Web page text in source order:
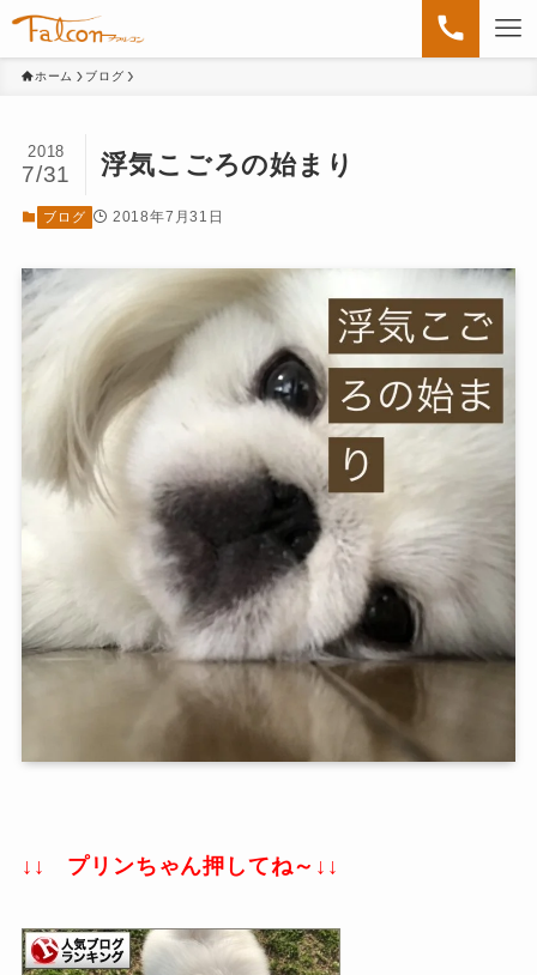
ホーム ブログ
浮気こごろの始まり
2018
7/31
ブログ 2018年7月31日
↓↓ プリンちゃん押してね～↓↓